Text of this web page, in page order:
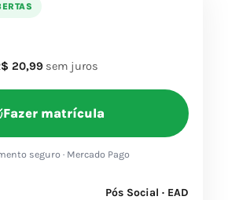
20,99 sem juros
Fazer matrícula
seguro · Mercado Pago
Pós Social · EAD